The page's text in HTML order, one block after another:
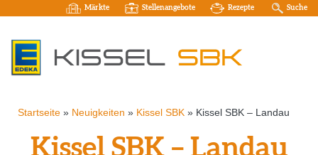
Märkte Stellenangebote Rezepte Suche
Startseite » Neuigkeiten » Kissel SBK » Kissel SBK – Landau
Kissel SBK – Landau